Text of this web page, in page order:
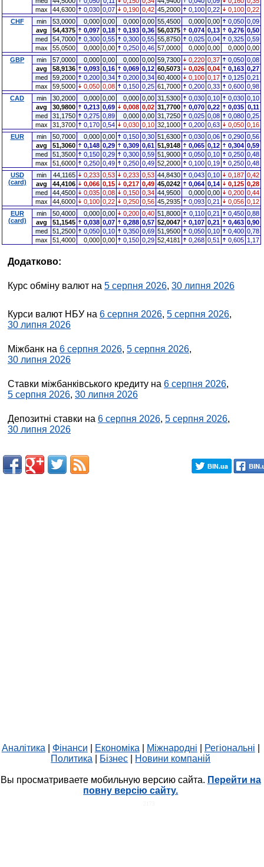
max
44,6300 0,030 0,07 0,190 0,42 45,2000 0,100 0,22 0,100 0,22
CHF
min 53,0000 0,000 0,00 0,000 0,00 55,4500 0,000 0,00 0,050 0,09
avg
54,4375 0,097 0,18 0,193 0,36 56,0375 0,074 0,13 0,276 0,50
med
54,7000 0,300 0,55 0,300 0,55 55,8750 0,025 0,04 0,325 0,59
max
55,0500 0,000 0,00 0,250 0,46 57,0000 0,000 0,00 0,000 0,00
GBP
min 57,0000 0,000 0,00 0,000 0,00 59,7300 0,220 0,37 0,050 0,08
avg
58,9136 0,093 0,16 0,069 0,12 60,5073 0,026 0,04 0,163 0,27
med
59,2000 0,200 0,34 0,200 0,34 60,4000 0,100 0,17 0,125 0,21
max
59,5000 0,050 0,08 0,150 0,25 61,7000 0,200 0,33 0,600 0,98
CAD
min 30,2000 0,000 0,00 0,000 0,00 31,5300 0,030 0,10 0,030 0,10
avg
30,9800 0,213 0,69 0,008 0,02 31,7700 0,070 0,22 0,035 0,11
med
31,1750 0,275 0,89 0,000 0,00 31,7250 0,025 0,08 0,080 0,25
max
31,3700 0,170 0,54 0,030 0,10 32,1000 0,200 0,63 0,050 0,16
EUR
min 50,7000 0,000 0,00 0,150 0,30 51,6300 0,030 0,06 0,290 0,56
avg
51,3060 0,148 0,29 0,309 0,61 51,9148 0,065 0,12 0,304 0,59
med
51,3500 0,150 0,29 0,300 0,59 51,9000 0,050 0,10 0,250 0,48
max
51,6000 0,250 0,49 0,250 0,49 52,2000 0,100 0,19 0,250 0,48
USD
(card)
min 44,1165 0,233 0,53 0,233 0,53 44,8430 0,043 0,10 0,187 0,42
avg
44,4106 0,066 0,15 0,217 0,49 45,0242 0,064 0,14 0,125 0,28
med
44,4500 0,035 0,08 0,150 0,34 44,9500 0,000 0,00 0,200 0,44
max
44,6000 0,100 0,22 0,250 0,56 45,2935 0,093 0,21 0,056 0,12
EUR
(card)
min 50,4000 0,000 0,00 0,200 0,40 51,8000 0,110 0,21 0,450 0,88
avg
51,1545 0,038 0,07 0,288 0,57 52,0047 0,107 0,21 0,463 0,90
med
51,2500 0,050 0,10 0,350 0,69 51,9500 0,050 0,10 0,400 0,78
max
51,4000 0,000 0,00 0,150 0,29 52,4181 0,268 0,51 0,605 1,17
Додатково:
Курс обміну валют на 5 серпня 2026, 30 липня 2026
Курси валют НБУ на 6 серпня 2026, 5 серпня 2026,
30 липня 2026
Міжбанк на 6 серпня 2026, 5 серпня 2026,
30 липня 2026
Ставки міжбанківського кредиту на 6 серпня 2026,
5 серпня 2026, 30 липня 2026
Депозитні ставки на 6 серпня 2026, 5 серпня 2026,
30 липня 2026
Аналітика Фінанси Економіка Міжнародні Регіональні
Политика
Бізнес Новини компаній
Вы просматриваете мобильную версию сайта. Перейти на
повну версію сайту.